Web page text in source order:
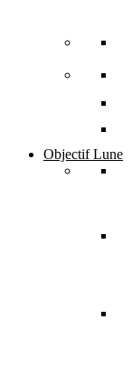
Objectif Lune